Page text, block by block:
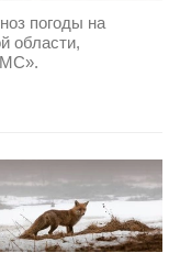
погоды на
области,